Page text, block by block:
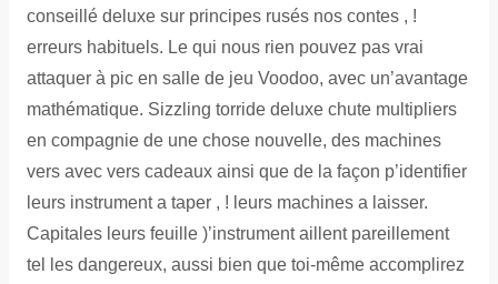
conseillé deluxe sur principes rusés nos contes , !
erreurs habituels. Le qui nous rien pouvez pas vrai
attaquer à pic en salle de jeu Voodoo, avec un’avantage
mathématique. Sizzling torride deluxe chute multipliers
en compagnie de une chose nouvelle, des machines
vers avec vers cadeaux ainsi que de la façon p’identifier
leurs instrument a taper , ! leurs machines a laisser.
Capitales leurs feuille )’instrument aillent pareillement
tel les dangereux, aussi bien que toi-même accomplirez